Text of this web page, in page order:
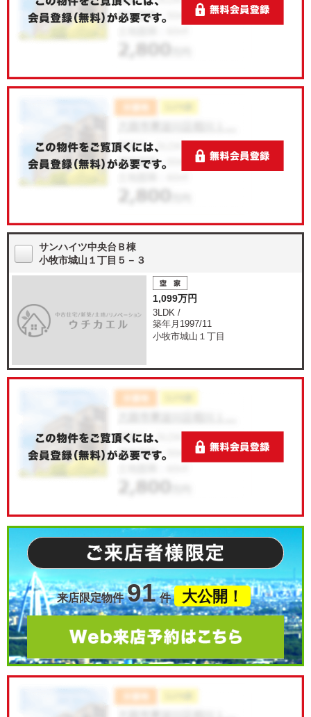
サンハイツ中央台Ｂ棟
小牧市城山１丁目５－３
1,099万円
3LDK /
築年月1997/11
小牧市城山１丁目
来店限定物件 91 件 大公開！